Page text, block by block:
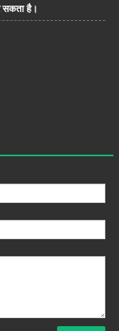
सकता है।